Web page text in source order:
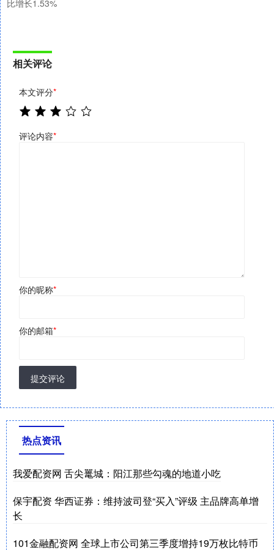
比增长1.53%
相关评论
本文评分*
评论内容*
你的昵称*
你的邮箱*
提交评论
热点资讯
我爱配资网 舌尖鼍城：阳江那些勾魂的地道小吃
保宇配资 华西证券：维持波司登“买入”评级 主品牌高单增
长
101金融配资网 全球上市公司第三季度增持19万枚比特币